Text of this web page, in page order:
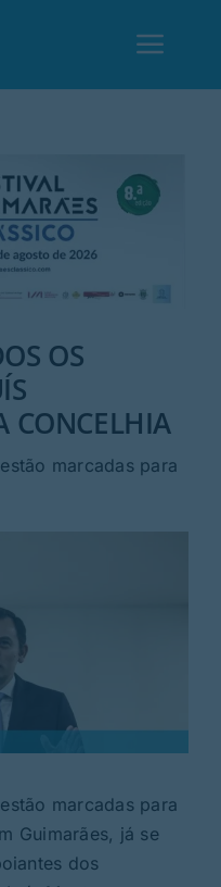
OS
CONCELHIA
marcadas para
marcadas para
Guimarães, já se
dos